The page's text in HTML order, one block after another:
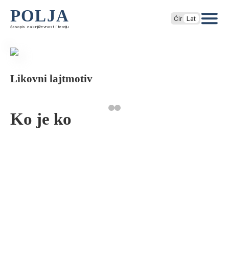
POLJA
časopis za književnost i teoriju
Ćir Lat
Likovni lajtmotiv
Ko je ko